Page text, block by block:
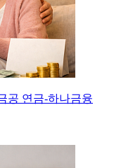
공 연금-하나금융